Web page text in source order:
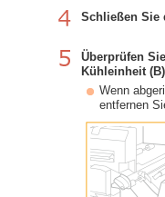
Schließen Sie
Überprüfen
Kühleinheit
Wenn
entfernen